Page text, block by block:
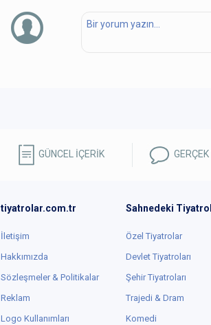
GÜNCEL İÇERİK
tiyatrolar.com.tr
İletişim
Hakkımızda
Sözleşmeler & Politikalar
Reklam
Logo Kullanımları
Sahnedeki
Özel Tiyatrolar
Devlet Tiyatroları
Şehir Tiyatroları
Trajedi & Dram
Komedi